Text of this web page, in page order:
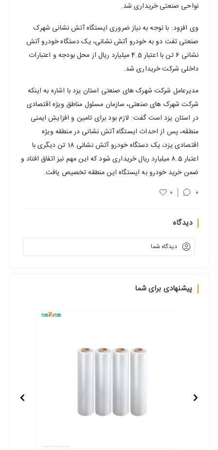
نواحی صنعتی خریداری شد.
وی افزود: با توجه به نیاز ضروری ایستگاه آتش نشانی شهرک
صنعتی تفت دو به خودرو آتش نشانی، یک دستگاه خودرو آتش
نشانی 6 تن با اعتبار 4.5 میلیارد ریال از محل بودجه و اعتبارات
داخلی شرکت خریداری شد.
مدیرعامل شرکت شهرک های صنعتی استان یزد با اشاره به اینکه
شرکت شهرک های صنعتی، سازمان مسئول مناطق ویژه اقتصادی
در استان یزد است گفت: لازم بود برای تامین و افزایش ایمنی
منطقه، پس از احداث ایستگاه آتش نشانی در منطقه ویژه
اقتصادی یزد، یک دستگاه خودرو آتش نشانی 18 تن دیگری با
اعتبار 8.5 میلیارد ریال خریداری شود که این مهم نیز اتفاق افتاد و
ضمن خرید خودرو به ایستگاه این منطقه تخصیص یافت.
0
0
دیدگاه
دیدگاه شما
پیشنهادی برای شما